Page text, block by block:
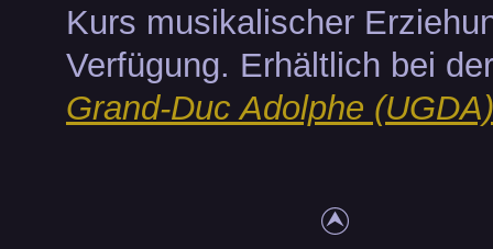
Kurs musikalischer
Verfügung. Erhältlich bei
Grand-Duc Adolphe (UGDA)